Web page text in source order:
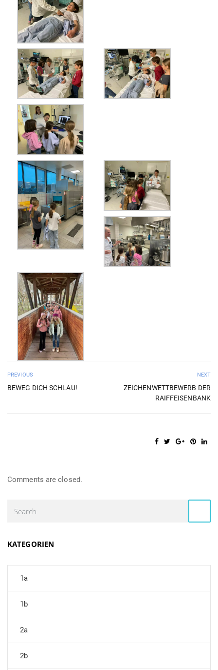
PREVIOUS
BEWEG DICH SCHLAU!
NEXT
ZEICHENWETTBEWERB DER
RAIFFEISENBANK
Comments are closed.
KATEGORIEN
1a
1b
2a
2b